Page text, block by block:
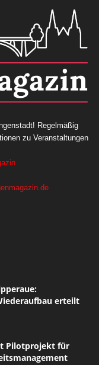
Regelmäßig
zu Veranstaltungen
erteilt
Pilotprojekt für